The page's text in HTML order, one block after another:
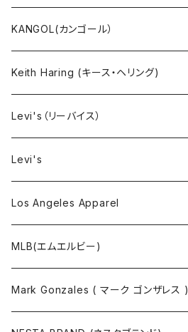
小物・雑貨
タンクトップ
コート
靴下
KANGOL(カンゴール）
Keith Haring (キース・ヘリング)
Levi's（リーバイス）
Levi's
Los Angeles Apparel
MLB(エムエルビー)
Mark Gonzales ( マーク ゴンザレス )